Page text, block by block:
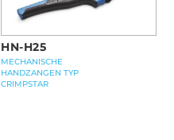
HN-H25
MECHANISCHE
HANDZANGEN TYP
CRIMPSTAR